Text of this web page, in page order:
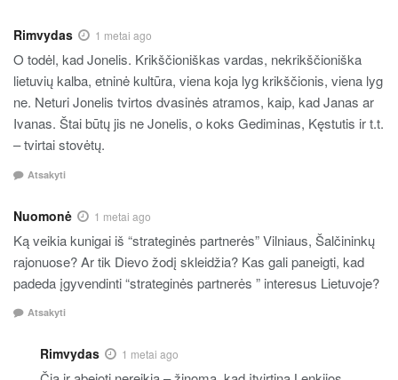
Rimvydas 1 metai ago
O todėl, kad Jonelis. Krikščioniškas vardas, nekrikščioniška
lietuvių kalba, etninė kultūra, viena koja lyg krikščionis, viena lyg
ne. Neturi Jonelis tvirtos dvasinės atramos, kaip, kad Janas ar
Ivanas. Štai būtų jis ne Jonelis, o koks Gediminas, Kęstutis ir t.t.
– tvirtai stovėtų.
Atsakyti
Nuomonė 1 metai ago
Ką veikia kunigai iš “strateginės partnerės” Vilniaus, Šalčininkų
rajonuose? Ar tik Dievo žodį skleidžia? Kas gali paneigti, kad
padeda įgyvendinti “strateginės partnerės ” interesus Lietuvoje?
Atsakyti
Rimvydas 1 metai ago